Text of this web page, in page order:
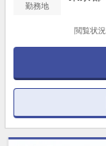
勤務地
閲覧状況